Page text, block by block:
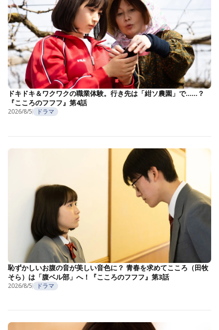
ドキドキ＆ワクワクの職業体験。行き先は「紺ソ農園」で……？
『こころのフフフ』第4話
2026/8/5 ドラマ
恥ずかしいお腹の音が美しい音色に？ 青春を求めてこころ（田牧
そら）は「腹ベル部」へ！『こころのフフフ』第3話
2026/8/5 ドラマ